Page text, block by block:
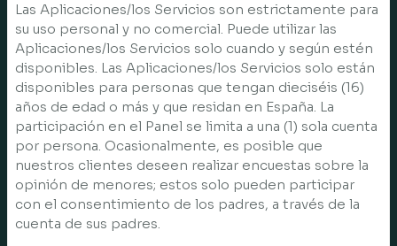
Las Aplicaciones/los Servicios son estrictamente para
su uso personal y no comercial. Puede utilizar las
Aplicaciones/los Servicios solo cuando y según estén
disponibles. Las Aplicaciones/los Servicios solo están
disponibles para personas que tengan dieciséis (16)
años de edad o más y que residan en España. La
participación en el Panel se limita a una (1) sola cuenta
por persona. Ocasionalmente, es posible que
nuestros clientes deseen realizar encuestas sobre la
opinión de menores; estos solo pueden participar
con el consentimiento de los padres, a través de la
cuenta de sus padres.